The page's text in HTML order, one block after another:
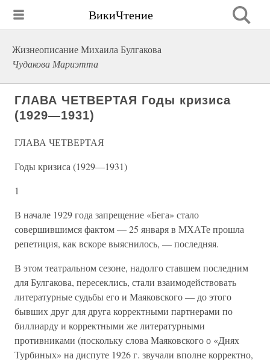
ВикиЧтение
Жизнеописание Михаила Булгакова
Чудакова Мариэтта
ГЛАВА ЧЕТВЕРТАЯ Годы кризиса
(1929—1931)
ГЛАВА ЧЕТВЕРТАЯ
Годы кризиса (1929—1931)
1
В начале 1929 года запрещение «Бега» стало
совершившимся фактом — 25 января в МХАТе прошла
репетиция, как вскоре выяснилось, — последняя.
В этом театральном сезоне, надолго ставшем последним
для Булгакова, пересеклись, стали взаимодействовать
литературные судьбы его и Маяковского — до этого
бывших друг для друга корректными партнерами по
биллиарду и корректными же литературными
противниками (поскольку слова Маяковского о «Днях
Турбиных» на диспуте 1926 г. звучали вполне корректно,